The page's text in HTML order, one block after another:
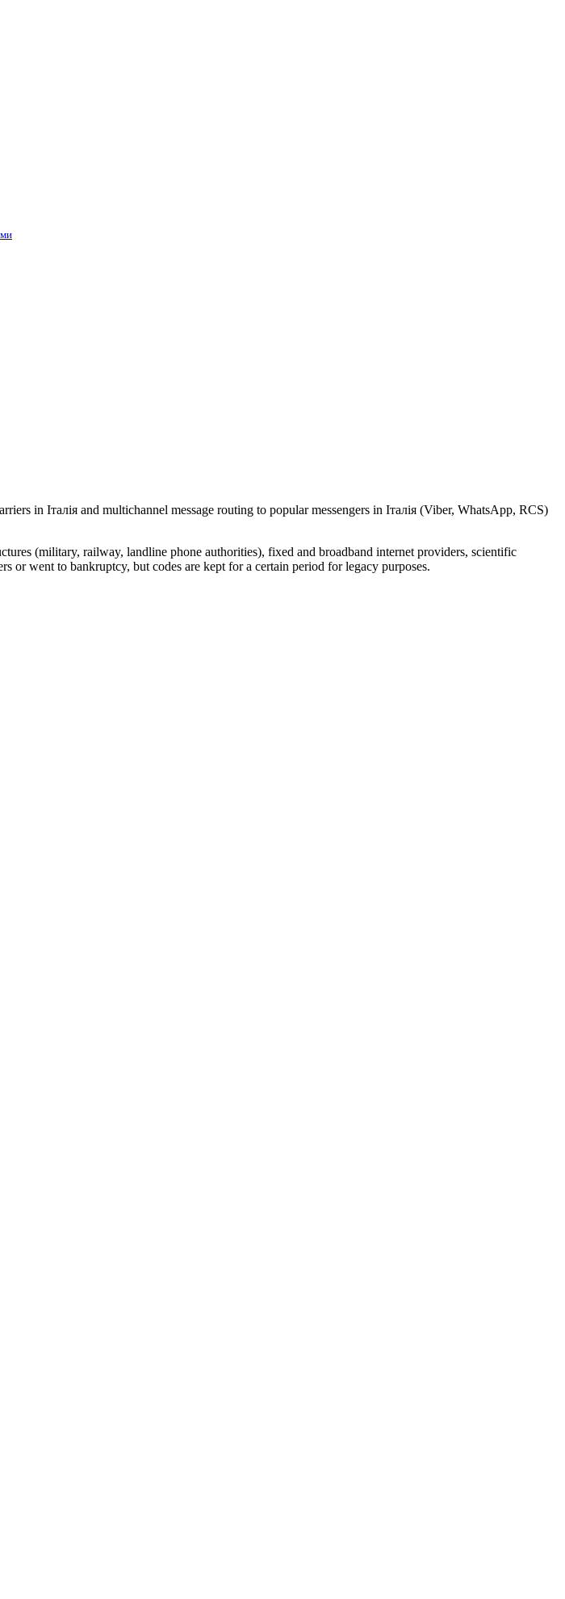
in Італія and multichannel message routing to popular messengers in Італія (Viber, WhatsApp, RCS)
(military, railway, landline phone authorities), fixed and broadband internet providers, scientific
or went to bankruptcy, but codes are kept for a certain period for legacy purposes.